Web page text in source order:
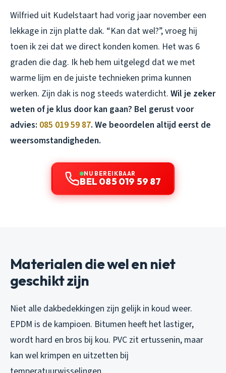
Wilfried uit Kudelstaart had vorig jaar november een
lekkage in zijn platte dak. “Kan dat wel?”, vroeg hij
toen ik zei dat we direct konden komen. Het was 6
graden die dag. Ik heb hem uitgelegd dat we met
warme lijm en de juiste technieken prima kunnen
werken. Zijn dak is nog steeds waterdicht. Wil je zeker
weten of je klus door kan gaan? Bel gerust voor
advies: 085 019 59 87. We beoordelen altijd eerst de
weersomstandigheden.
NU BEREIKBAAR
BEL 085 019 59 87
Materialen die wel en niet
geschikt zijn
Niet alle dakbedekkingen zijn gelijk in koud weer.
EPDM is de kampioen. Bitumen heeft het lastiger,
wordt hard en bros bij kou. PVC zit ertussenin, maar
kan wel krimpen en uitzetten bij